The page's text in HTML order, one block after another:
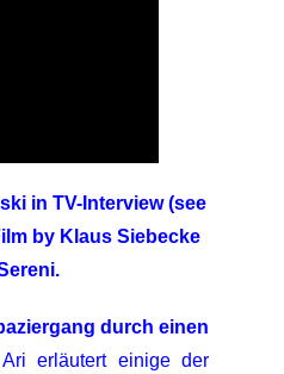
in TV-Interview (see
by Klaus Siebecke
durch einen
Ari erläutert einige der